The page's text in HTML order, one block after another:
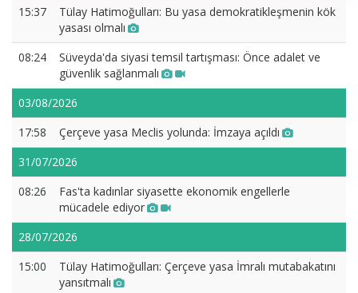
15:37
Tülay Hatimoğulları: Bu yasa demokratikleşmenin kök
yasası olmalı
08:24
Süveyda'da siyasi temsil tartışması: Önce adalet ve
güvenlik sağlanmalı
03/08/2026
17:58
Çerçeve yasa Meclis yolunda: İmzaya açıldı
31/07/2026
08:26
Fas'ta kadınlar siyasette ekonomik engellerle
mücadele ediyor
28/07/2026
15:00
Tülay Hatimoğulları: Çerçeve yasa İmralı mutabakatını
yansıtmalı